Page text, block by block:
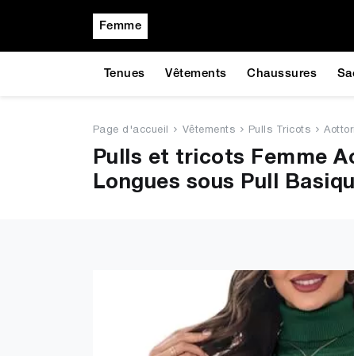
Femme
Tenues Vêtements Chaussures
Page d'accueil Vêtements Pulls Tricots
Pulls et tricots Femme
Longues sous Pull